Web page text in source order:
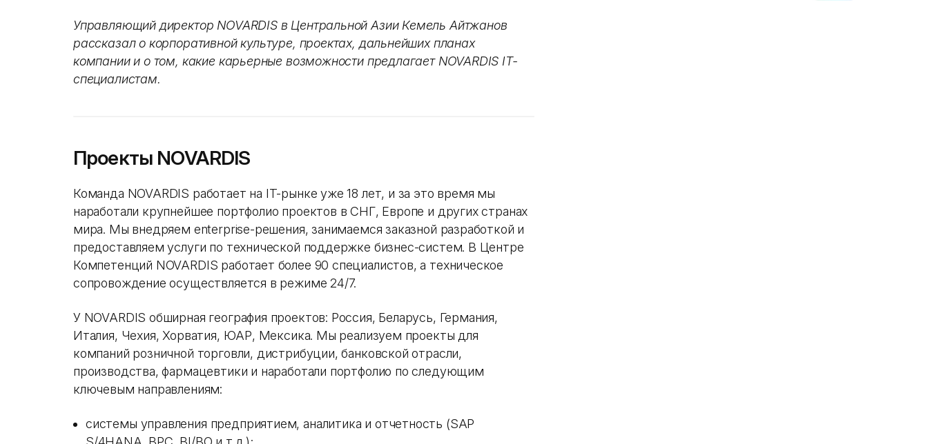
Управляющий директор NOVARDIS в Центральной Азии Кемель Айтжанов
рассказал о корпоративной культуре, проектах, дальнейших планах
компании и о том, какие карьерные возможности предлагает NOVARDIS IT-
специалистам.
Проекты NOVARDIS
Команда NOVARDIS работает на IT-рынке уже 18 лет, и за это время мы
наработали крупнейшее портфолио проектов в СНГ, Европе и других странах
мира. Мы внедряем enterprise-решения, занимаемся заказной разработкой и
предоставляем услуги по технической поддержке бизнес-систем. В Центре
Компетенций NOVARDIS работает более 90 специалистов, а техническое
сопровождение осуществляется в режиме 24/7.
У NOVARDIS обширная география проектов: Россия, Беларусь, Германия,
Италия, Чехия, Хорватия, ЮАР, Мексика. Мы реализуем проекты для
компаний розничной торговли, дистрибуции, банковской отрасли,
производства, фармацевтики и наработали портфолио по следующим
ключевым направлениям:
системы управления предприятием, аналитика и отчетность (SAP